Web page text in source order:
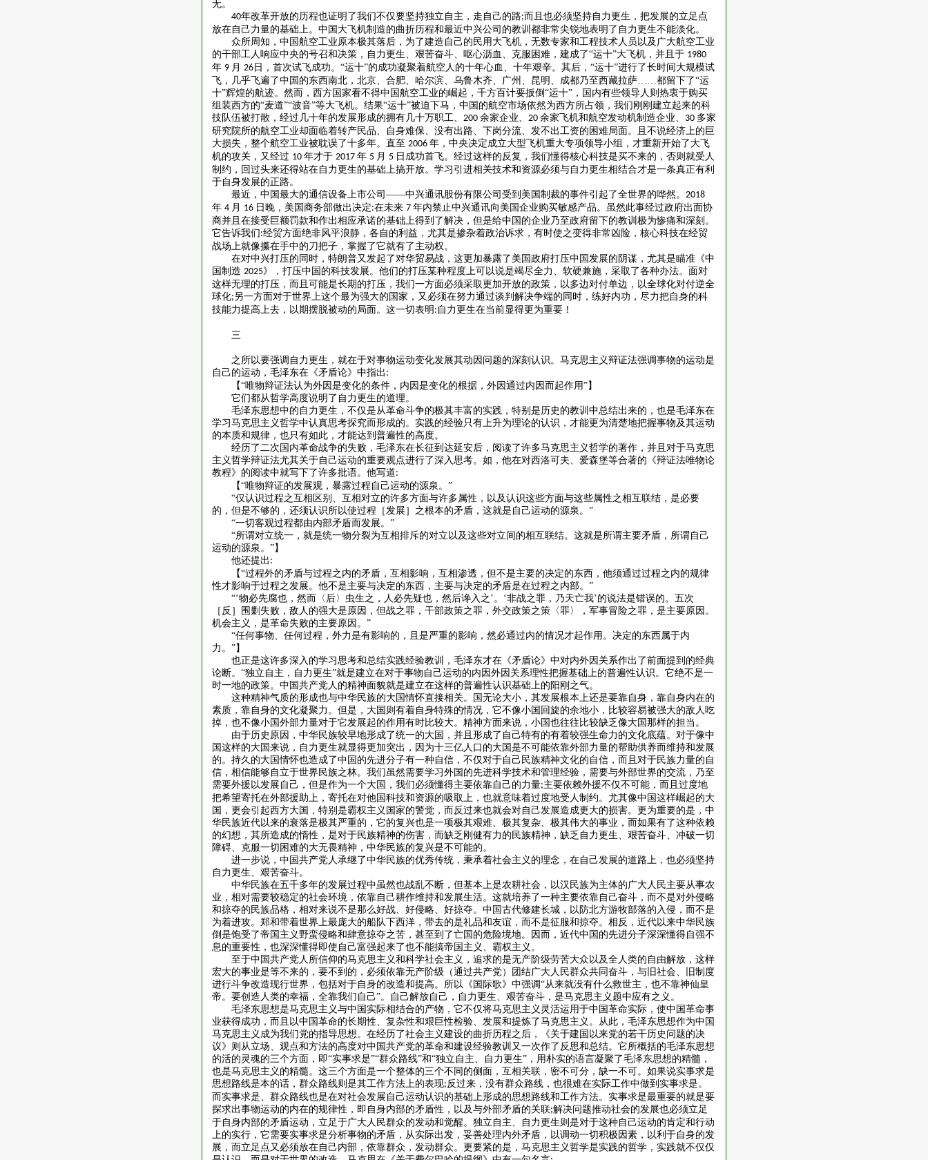
无。
40年改革开放的历程也证明了我们不仅要坚持独立自主，走自己的路;而且也必须坚持自力更生，把发展的立足点
放在自己力量的基础上。中国大飞机制造的曲折历程和最近中兴公司的教训都非常尖锐地表明了自力更生不能淡化。
众所周知，中国航空工业原本极其落后，为了建造自己的民用大飞机，无数专家和工程技术人员以及广大航空工业
的干部工人响应中央的号召和决策，自力更生、艰苦奋斗、呕心沥血、克服困难，建成了“运十”大飞机，并且于 1980
年 9 月 26 日，首次试飞成功。“运十”的成功凝聚着航空人的十年心血、十年艰辛。其后，“运十”进行了长时间大规模试
飞，几乎飞遍了中国的东西南北，北京、合肥、哈尔滨、乌鲁木齐、广州、昆明、成都乃至西藏拉萨……都留下了“运
十”辉煌的航迹。然而，西方国家看不得中国航空工业的崛起，千方百计要扳倒“运十”，国内有些领导人则热衷于购买
组装西方的“麦道”“波音”等大飞机。结果“运十”被迫下马，中国的航空市场依然为西方所占领，我们刚刚建立起来的科
技队伍被打散，经过几十年的发展形成的拥有几十万职工、 200 余家企业、 20 余家飞机和航空发动机制造企业、 30 多家
研究院所的航空工业却面临着转产民品、自身难保、没有出路、下岗分流、发不出工资的困难局面。且不说经济上的巨
大损失，整个航空工业被耽误了十多年。直至 2006 年，中央决定成立大型飞机重大专项领导小组，才重新开始了大飞
机的攻关，又经过 10 年才于 2017 年 5 月 5 日成功首飞。经过这样的反复，我们懂得核心科技是买不来的，否则就受人
制约，回过头来还得站在自力更生的基础上搞开放。学习引进相关技术和资源必须与自力更生相结合才是一条真正有利
于自身发展的正路。
最近，中国最大的通信设备上市公司 ——中兴通讯股份有限公司受到美国制裁的事件引起了全世界的哗然。 2018
年 4 月 16 日晚，美国商务部做出决定:在未来 7 年内禁止中兴通讯向美国企业购买敏感产品。虽然此事经过政府出面协
商并且在接受巨额罚款和作出相应承诺的基础上得到了解决，但是给中国的企业乃至政府留下的教训极为惨痛和深刻。
它告诉我们 :经贸方面绝非风平浪静，各自的利益，尤其是掺杂着政治诉求，有时使之变得非常凶险，核心科技在经贸
战场上就像攥在手中的刀把子，掌握了它就有了主动权。
在对中兴打压的同时，特朗普又发起了对华贸易战，这更加暴露了美国政府打压中国发展的阴谋，尤其是瞄准《中
国制造 2025》，打压中国的科技发展。他们的打压某种程度上可以说是竭尽全力、软硬兼施，采取了各种办法。面对
这样无理的打压，而且可能是长期的打压，我们一方面必须采取更加开放的政策，以多边对付单边，以全球化对付逆全
球化; 另一方面对于世界上这个最为强大的国家，又必须在努力通过谈判解决争端的同时，练好内功，尽力把自身的科
技能力提高上去，以期摆脱被动的局面。这一切表明 : 自力更生在当前显得更为重要！
三
之所以要强调自力更生，就在于对事物运动变化发展其动因问题的深刻认识。马克思主义辩证法强调事物的运动是
自己的运动，毛泽东在《矛盾论》中指出 :
【“唯物辩证法认为外因是变化的条件，内因是变化的根据，外因通过内因而起作用”】
它们都从哲学高度说明了自力更生的道理。
毛泽东思想中的自力更生，不仅是从革命斗争的极其丰富的实践，特别是历史的教训中总结出来的，也是毛泽东在
学习马克思主义哲学中认真思考探究而形成的。实践的经验只有上升为理论的认识，才能更为清楚地把握事物及其运动
的本质和规律，也只有如此，才能达到普遍性的高度。
经历了二次国内革命战争的失败，毛泽东在长征到达延安后，阅读了许多马克思主义哲学的著作，并且对于马克思
主义哲学辩证法尤其关于自己运动的重要观点进行了深入思考。如，他在对西洛可夫、爱森堡等合著的《辩证法唯物论
教程》的阅读中就写下了许多批语。他写道:
【“唯物辩证的发展观，暴露过程自己运动的源泉。”
“仅认识过程之互相区别、互相对立的许多方面与许多属性，以及认识这些方面与这些属性之相互联结，是必要
的，但是不够的，还须认识所以使过程［发展］之根本的矛盾，这就是自己运动的源泉。”
“一切客观过程都由内部矛盾而发展。”
“所谓对立统一，就是统一物分裂为互相排斥的对立以及这些对立间的相互联结。这就是所谓主要矛盾，所谓自己
运动的源泉。”】
他还提出 :
【“过程外的矛盾与过程之内的矛盾，互相影响，互相渗透，但不是主要的决定的东西，他须通过过程之内的规律
性才影响于过程之发展。他不是主要与决定的东西，主要与决定的矛盾是在过程之内部。”
“‘物必先腐也，然而〈后〉虫生之，人必先疑也，然后谗入之’。‘非战之罪，乃天亡我’的说法是错误的。五次
［反］围剿失败，敌人的强大是原因，但战之罪，干部政策之罪，外交政策之策〈罪〉，军事冒险之罪，是主要原因。
机会主义，是革命失败的主要原因。”
“任何事物、任何过程，外力是有影响的，且是严重的影响，然必通过内的情况才起作用。决定的东西属于内
力。”】
也正是这许多深入的学习思考和总结实践经验教训，毛泽东才在《矛盾论》中对内外因关系作出了前面提到的经典
论断。 “独立自主，自力更生”就是建立在对于事物自己运动的内因外因关系理性把握基础上的普遍性认识。它绝不是一
时一地的政策。中国共产党人的精神面貌就是建立在这样的普遍性认识基础上的阳刚之气。
这种精神气质的形成也与中华民族的大国情怀直接相关。国无论大小，其发展根本上还是要靠自身，靠自身内在的
素质，靠自身的文化凝聚力。但是，大国则有着自身特殊的情况，它不像小国回旋的余地小，比较容易被强大的敌人吃
掉，也不像小国外部力量对于它发展起的作用有时比较大。精神方面来说，小国也往往比较缺乏像大国那样的担当。
由于历史原因，中华民族较早地形成了统一的大国，并且形成了自己特有的有着较强生命力的文化底蕴。对于像中
国这样的大国来说，自力更生就显得更加突出，因为十三亿人口的大国是不可能依靠外部力量的帮助供养而维持和发展
的。持久的大国情怀也造成了中国的先进分子有一种自信，不仅对于自己民族精神文化的自信，而且对于民族力量的自
信，相信能够自立于世界民族之林。我们虽然需要学习外国的先进科学技术和管理经验，需要与外部世界的交流，乃至
需要外援以发展自己，但是作为一个大国，我们必须懂得主要依靠自己的力量;主要依赖外援不仅不可能，而且过度地
把希望寄托在外部援助上，寄托在对他国科技和资源的吸取上，也就意味着过度地受人制约。尤其像中国这样崛起的大
国，更会引起西方大国，特别是霸权主义国家的警觉，而反过来也就会对自己发展造成更大的损害。更为重要的是，中
华民族近代以来的衰落是极其严重的，它的复兴也是一项极其艰难、极其复杂、极其伟大的事业，而如果有了这种依赖
的幻想，其所造成的惰性，是对于民族精神的伤害，而缺乏刚健有力的民族精神，缺乏自力更生、艰苦奋斗、冲破一切
障碍、克服一切困难的大无畏精神，中华民族的复兴是不可能的。
进一步说，中国共产党人承继了中华民族的优秀传统，秉承着社会主义的理念，在自己发展的道路上，也必须坚持
自力更生、艰苦奋斗。
中华民族在五千多年的发展过程中虽然也战乱不断，但基本上是农耕社会，以汉民族为主体的广大人民主要从事农
业，相对需要较稳定的社会环境，依靠自己耕作维持和发展生活。这就培养了一种主要依靠自己奋斗，而不是对外侵略
和掠夺的民族品格，相对来说不是那么好战、好侵略、好掠夺。中国古代修建长城，以防北方游牧部落的入侵，而不是
为着进攻。郑和带着世界上最庞大的船队下西洋，带去的是礼品和友谊，而不是征服和掠夺。相反，近代以来中华民族
倒是饱受了帝国主义野蛮侵略和肆意掠夺之苦，甚至到了亡国的危险境地。因而，近代中国的先进分子深深懂得自强不
息的重要性，也深深懂得即使自己富强起来了也不能搞帝国主义、霸权主义。
至于中国共产党人所信仰的马克思主义和科学社会主义，追求的是无产阶级劳苦大众以及全人类的自由解放，这样
宏大的事业是等不来的，要不到的，必须依靠无产阶级（通过共产党）团结广大人民群众共同奋斗，与旧社会、旧制度
进行斗争改造现行世界，包括对于自身的改造和提高。所以《国际歌》中强调“从来就没有什么救世主，也不靠神仙皇
帝。要创造人类的幸福，全靠我们自己”。自己解放自己，自力更生、艰苦奋斗，是马克思主义题中应有之义。
毛泽东思想是马克思主义与中国实际相结合的产物，它不仅将马克思主义灵活运用于中国革命实际，使中国革命事
业获得成功，而且以中国革命的长期性、复杂性和艰巨性检验、发展和提炼了马克思主义。从此，毛泽东思想作为中国
马克思主义成为我们党的指导思想。在经历了社会主义建设的曲折历程之后，《关于建国以来党的若干历史问题的决
议》则从立场、观点和方法的高度对中国共产党的革命和建设经验教训又一次作了反思和总结。它所概括的毛泽东思想
的活的灵魂的三个方面，即“实事求是”“群众路线”和“独立自主、自力更生”，用朴实的语言凝聚了毛泽东思想的精髓，
也是马克思主义的精髓。这三个方面是一个整体的三个不同的侧面，互相关联，密不可分，缺一不可。如果说实事求是
思想路线是本的话，群众路线则是其工作方法上的表现;反过来，没有群众路线，也很难在实际工作中做到实事求是。
而实事求是、群众路线也是在对社会发展自己运动认识的基础上形成的思想路线和工作方法。实事求是最重要的就是要
探求出事物运动的内在的规律性，即自身内部的矛盾性，以及与外部矛盾的关联;解决问题推动社会的发展也必须立足
于自身内部的矛盾运动，立足于广大人民群众的发动和觉醒。独立自主、自力更生则是对于这种自己运动的肯定和行动
上的实行，它需要实事求是分析事物的矛盾，从实际出发，妥善处理内外矛盾，以调动一切积极因素，以利于自身的发
展，而立足点又必须放在自己内部，依靠群众，发动群众。更要紧的是，马克思主义哲学是实践的哲学，实践就不仅仅